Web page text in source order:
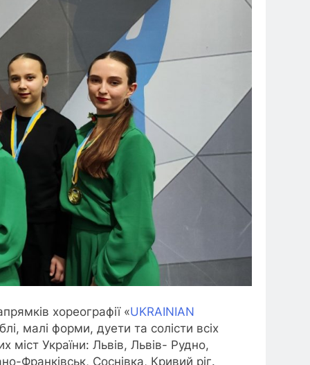
хореографії «UKRAINIAN
малі форми, дуети та солісти всіх
міст України: Львів, Львів- Рудно,
Франківськ, Соснівка, Кривий ріг.